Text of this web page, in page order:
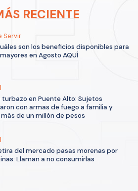
RECIENTE
Servir
son los beneficios disponibles para
en Agosto AQUÍ
turbazo en Puente Alto: Sujetos
con armas de fuego a familia y
de un millón de pesos
del mercado pasas morenas por
Llaman a no consumirlas